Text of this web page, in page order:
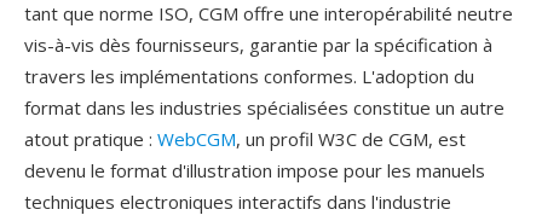
tant que norme ISO, CGM offre une interopérabilité neutre
vis-à-vis dès fournisseurs, garantie par la spécification à
travers les implémentations conformes. L'adoption du
format dans les industries spécialisées constitue un autre
atout pratique : WebCGM, un profil W3C de CGM, est
devenu le format d'illustration impose pour les manuels
techniques electroniques interactifs dans l'industrie